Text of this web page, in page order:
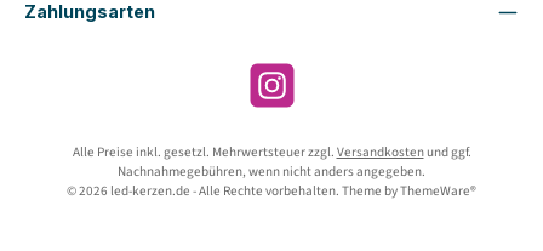
Zahlungsarten
Instagram
Alle Preise inkl. gesetzl. Mehrwertsteuer zzgl. Versandkostenund ggf.
Nachnahmegebühren, wenn nicht anders angegeben.
© 2026 led-kerzen.de - Alle Rechte vorbehalten. Theme byThemeWare®